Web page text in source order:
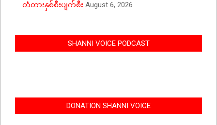
တံတားနှစ်စီးပျက်စီး August 6, 2026
SHANNI VOICE PODCAST
DONATION SHANNI VOICE